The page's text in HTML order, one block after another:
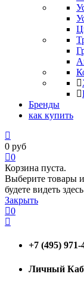
Бренды
как купить
0 руб
0
Корзина пуста.
Выберите товары
будете видеть
Закрыть
0
+7 (495) 971-
Личный